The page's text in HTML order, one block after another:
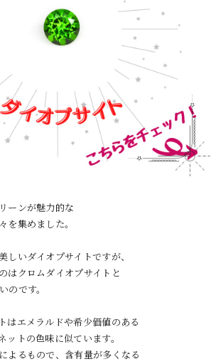
ーンが魅力的な
を集めました。
しいダイオプサイトですが、
はクロムダイオプサイトと
のです。
はエメラルドや希少価値のある
ットの色味に似ています。
よるもので、含有量が多くなる